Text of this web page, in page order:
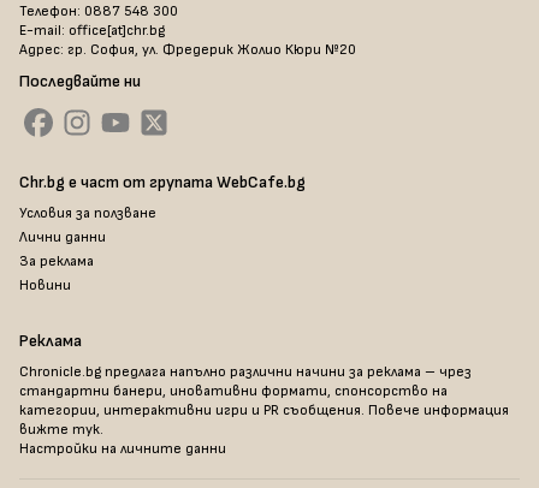
Телефон: 0887 548 300
E-mail: office[at]chr.bg
Адрес: гр. София, ул. Фредерик Жолио Кюри №20
Последвайте ни
Chr.bg е част от групата WebCafe.bg
Условия за ползване
Лични данни
За реклама
Новини
Реклама
Chronicle.bg предлага напълно различни начини за реклама – чрез
стандартни банери, иновативни формати, спонсорство на
категории, интерактивни игри и PR съобщения. Повече информация
вижте тук.
Настройки на личните данни